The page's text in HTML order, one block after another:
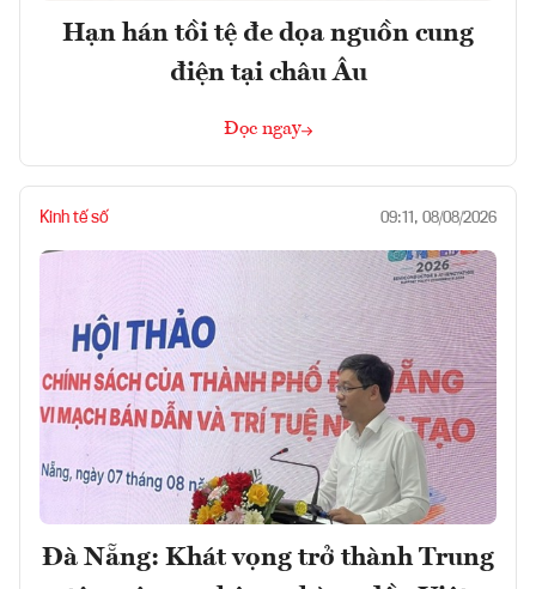
Hạn hán tồi tệ đe dọa nguồn cung
điện tại châu Âu
Đọc ngay
Kinh tế số 09:11, 08/08/2026
Đà Nẵng: Khát vọng trở thành Trung